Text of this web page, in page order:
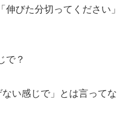
伸びた分切ってください」
で？
ない感じで」とは言ってな